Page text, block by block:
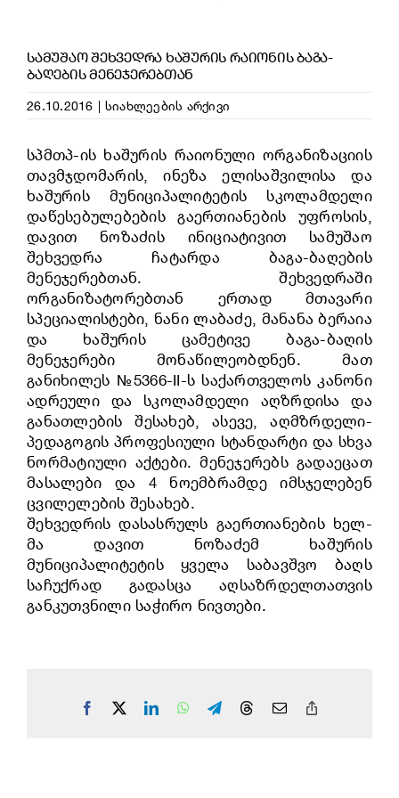
ᲡᲐᲛᲣᲨᲐᲝ ᲨᲔᲮᲕᲔᲓᲠᲐ ᲮᲐᲨᲣᲠᲘᲡ ᲠᲐᲘᲝᲜᲘᲡ ᲑᲐᲒᲐ-
ᲑᲐᲦᲔᲑᲘᲡ ᲛᲔᲜᲔᲯᲔᲠᲔᲑᲗᲐᲜ
26.10.2016 | სიახლეების არქივი
სპმთპ-ის ხაშურის რაიონული ორგანიზაციის
თავმჯდომარის, ინეზა ელისაშვილისა და
ხაშურის მუნიციპალიტეტის სკოლამდელი
დაწესებულებების გაერთიანების უფროსის,
დავით ნოზაძის ინიციატივით სამუშაო
შეხვედრა ჩატარდა ბაგა-ბაღების
მენეჯერებთან. შეხვედრაში
ორგანიზატორებთან ერთად მთავარი
სპეციალისტები, ნანი ლაბაძე, მანანა ბერაია
და ხაშურის ცამეტივე ბაგა-ბაღის
მენეჯერები მონაწილეობდნენ. მათ
განიხილეს №5366-II-ს საქართველოს კანონი
ადრეული და სკოლამდელი აღზრდისა და
განათლების შესახებ, ასევე, აღმზრდელი-
პედაგოგის პროფესიული სტანდარტი და სხვა
ნორმატიული აქტები. მენეჯერებს გადაეცათ
მასალები და 4 ნოემბრამდე იმსჯელებენ
ცვილელების შესახებ.
შეხვედრის დასასრულს გაერთიანების ხელ-
მა დავით ნოზაძემ ხაშურის
მუნიციპალიტეტის ყველა საბავშვო ბაღს
საჩუქრად გადასცა აღსაზრდელთათვის
განკუთვნილი საჭირო ნივთები.
Facebook LinkedInWhatsApp
TelegramThreadsEmail